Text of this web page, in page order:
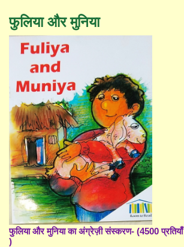
फुलिया और मुनिया
फुलिया और मुनिया का अंग्रेज़ी संस्करण- (4500 प्रतियाँ
)